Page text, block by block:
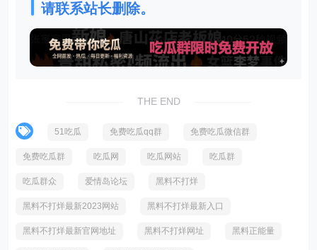
请联系站长删除。
THE END
51吃瓜 免费吃瓜qq群 免费吃瓜微信群
免费吃瓜群 吃瓜网 吃瓜网站 吃瓜群
吃瓜群众 爱情岛论坛 黑料不打烊
黑料不打烊最新2023网站 黑料不打烊最新入口
黑料不打烊最新官网地址 黑料不打烊网址 黑料正能量